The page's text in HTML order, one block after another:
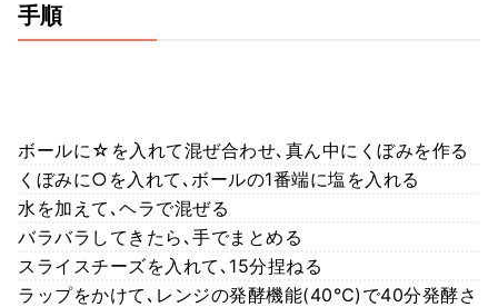
手順
ボールに☆を入れて混ぜ合わせ､真ん中にくぼみを作る
くぼみに○を入れて､ボールの1番端に塩を入れる
水を加えて､ヘラで混ぜる
バラバラしてきたら､手でまとめる
スライスチーズを入れて､15分捏ねる
ラップをかけて､レンジの発酵機能(40℃)で40分発酵さ